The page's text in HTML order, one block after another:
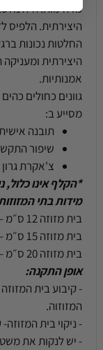
מדהימות. היא
היצירתית. הלפיס
החלטות נכונות
היצירתית
אמנותיות.
גוונים כחולים
מסייע ב:
תובנה
שיפור
צ'אקרת גרון
*הקלף אינו כלול,
מידות בתי
בית מזוזה 12 ס״מ – קטן – מתאים לקלף גודל 12 ס״מ
בית מזוזה 15 ס״מ – בינוני – מתאים קלף גודל 15 ס״מ
בית מזוזה 20 ס״מ – גדול – מתאים קלף גודל 20 ס״מ
אופן התקנה:
- קיבוע בית
המזוזוה.
- ניקוי בית
- יש לנקות את